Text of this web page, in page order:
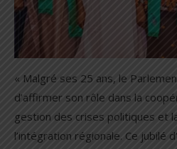
« Malgré ses 25 ans, le
d’affirmer son rôle dans la
gestion des crises politiques et
l’intégration régionale. Ce jubilé